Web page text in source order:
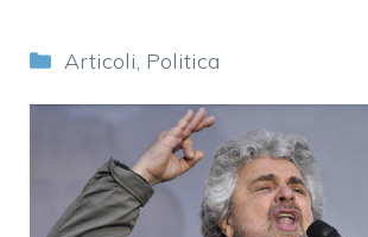
Categorie
Articoli, Politica